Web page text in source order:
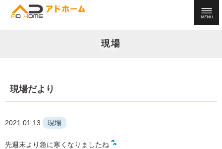
現場
現場だより
2021.01.13 現場
先週末より急に寒くなりましたね